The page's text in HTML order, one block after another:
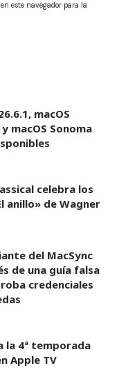
este navegador para la
macOS
macOS Sonoma
celebra los
anillo» de Wagner
del MacSync
de una guía falsa
credenciales
la 4ª temporada
Apple TV